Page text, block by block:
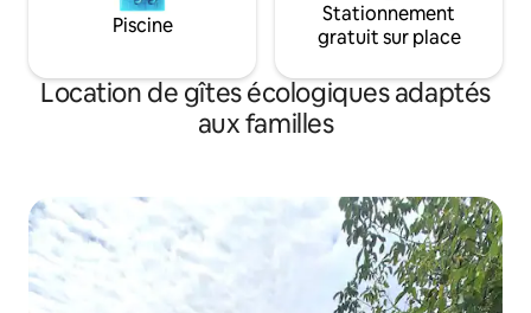
Piscine
Stationnement
gratuit sur place
Location de gîtes écologiques adaptés
aux familles